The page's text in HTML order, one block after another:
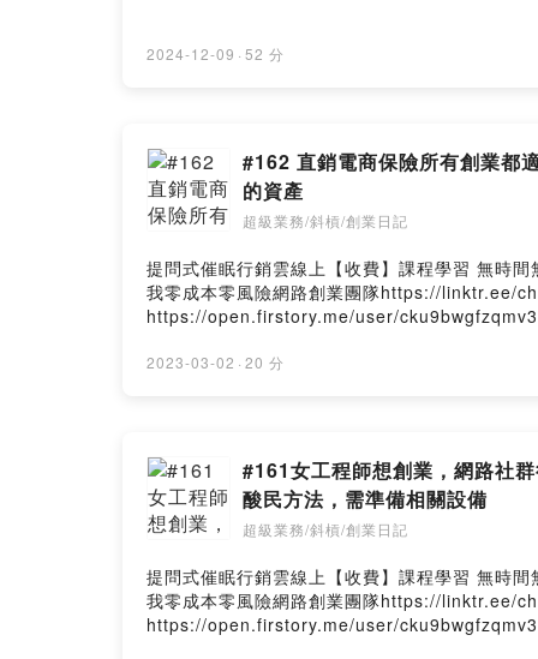
2024-12-09 · 52 分
#162 直銷電商保險所有創業都
的資產
超級業務/斜槓/創業日記
提問式催眠行銷雲線上【收費】課程學習 無時
我零成本零風險網路創業團隊https://linktr.ee/
https://open.firstory.me/user/
2023-03-02 · 20 分
#161女工程師想創業，網路社
酸民方法，需準備相關設備
超級業務/斜槓/創業日記
提問式催眠行銷雲線上【收費】課程學習 無時
我零成本零風險網路創業團隊https://linktr.ee/
https://open.firstory.me/user/